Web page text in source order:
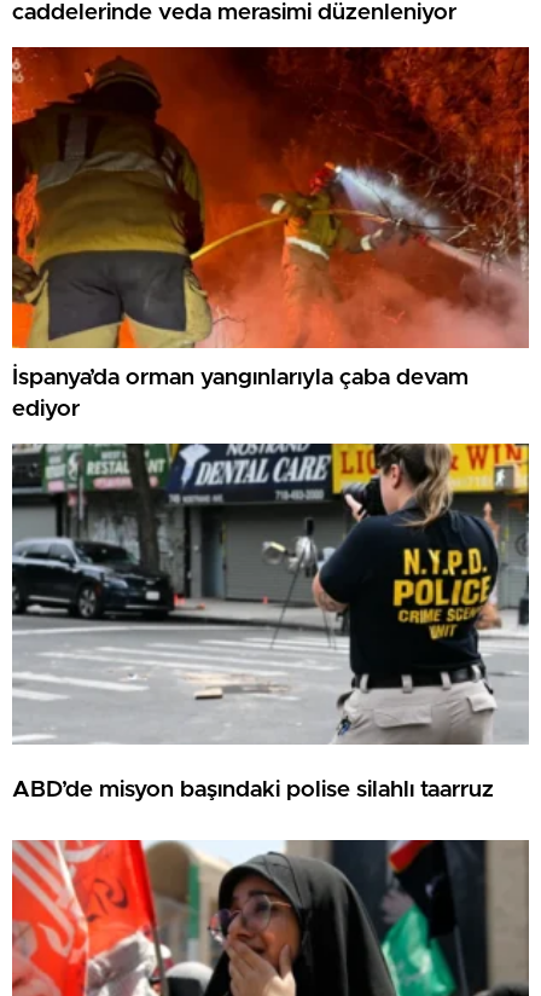
caddelerinde veda merasimi düzenleniyor
İspanya’da orman yangınlarıyla çaba devam
ediyor
ABD’de misyon başındaki polise silahlı taarruz